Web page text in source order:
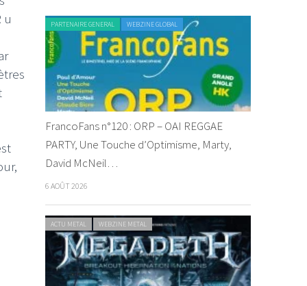
u
PARTENAIRE GENERAL WEBZINE GLOBAL
FrancoFans n°120 : ORP – OAI REGGAE
PARTY, Une Touche d’Optimisme, Marty,
David McNeil…
6 AOÛT 2026
ACTU METAL WEBZINE METAL